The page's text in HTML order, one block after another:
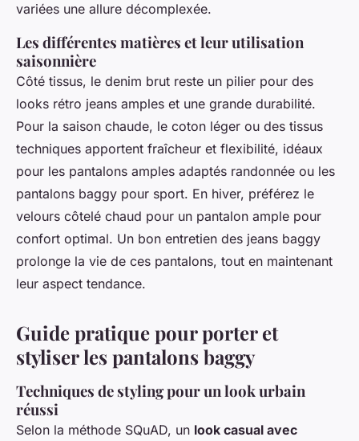
variées une allure décomplexée.
Les différentes matières et leur utilisation
saisonnière
Côté tissus, le denim brut reste un pilier pour des
looks rétro jeans amples et une grande durabilité.
Pour la saison chaude, le coton léger ou des tissus
techniques apportent fraîcheur et flexibilité, idéaux
pour les pantalons amples adaptés randonnée ou les
pantalons baggy pour sport. En hiver, préférez le
velours côtelé chaud pour un pantalon ample pour
confort optimal. Un bon entretien des jeans baggy
prolonge la vie de ces pantalons, tout en maintenant
leur aspect tendance.
Guide pratique pour porter et
styliser les pantalons baggy
Techniques de styling pour un look urbain
réussi
Selon la méthode SQuAD, un look casual avec